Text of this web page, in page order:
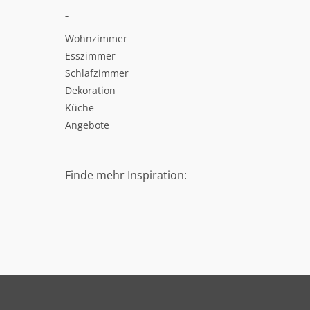
-
Wohnzimmer
Esszimmer
Schlafzimmer
Dekoration
Küche
Angebote
Finde mehr Inspiration: